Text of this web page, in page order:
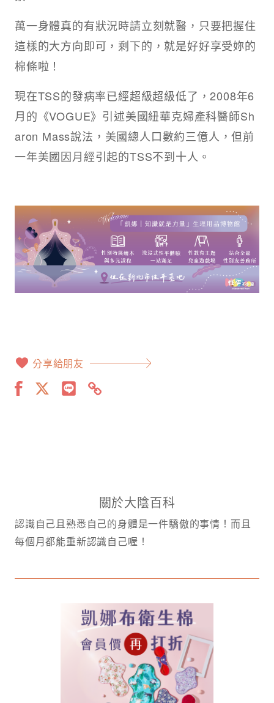
萬一身體真的有狀況時請立刻就醫，只要把握住
這樣的大方向即可，剩下的，就是好好享受妳的
棉條啦！
現在TSS的發病率已經超級超級低了，2008年6
月的《VOGUE》引述美國紐華克婦產科醫師Sh
aron Mass說法，美國總人口數約三億人，但前
一年美國因月經引起的TSS不到十人。
分享給朋友
關於大陰百科
認識自己且熟悉自己的身體是一件驕傲的事情！而且
每個月都能重新認識自己喔！